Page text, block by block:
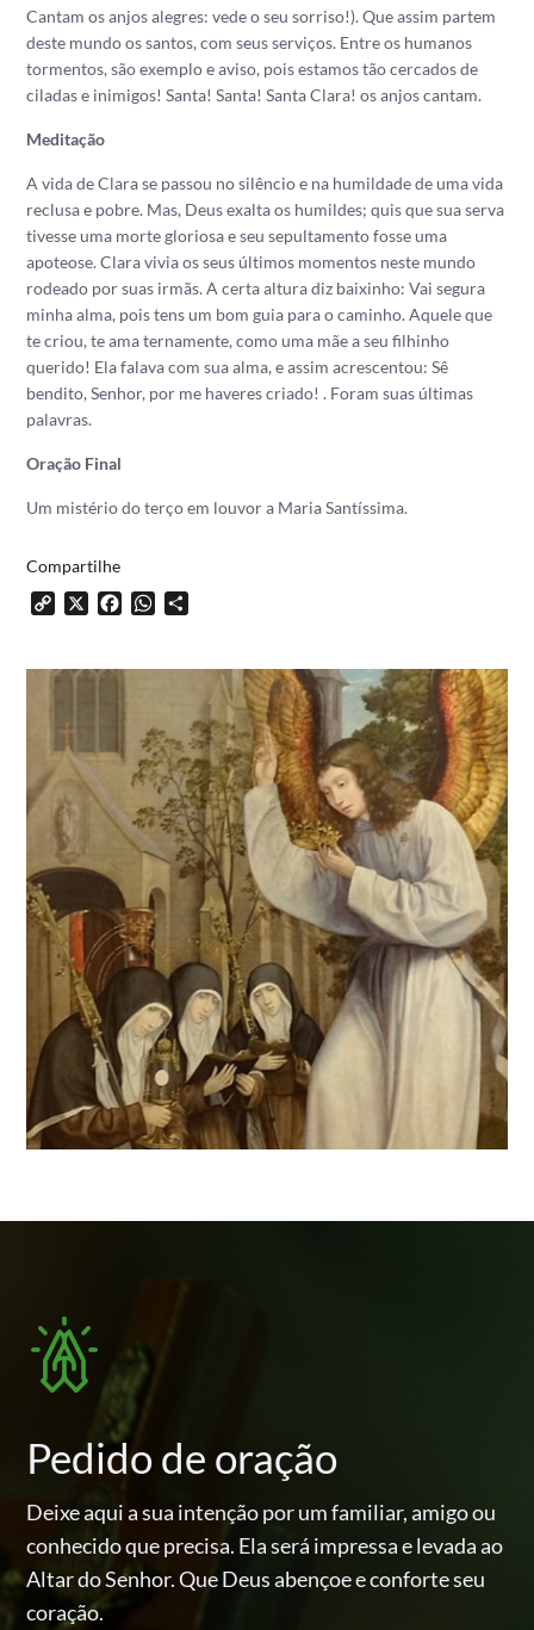
Cantam os anjos alegres: vede o seu sorriso!). Que assim partem
deste mundo os santos, com seus serviços. Entre os humanos
tormentos, são exemplo e aviso, pois estamos tão cercados de
ciladas e inimigos! Santa! Santa! Santa Clara! os anjos cantam.
Meditação
A vida de Clara se passou no silêncio e na humildade de uma vida
reclusa e pobre. Mas, Deus exalta os humildes; quis que sua serva
tivesse uma morte gloriosa e seu sepultamento fosse uma
apoteose. Clara vivia os seus últimos momentos neste mundo
rodeado por suas irmãs. A certa altura diz baixinho: Vai segura
minha alma, pois tens um bom guia para o caminho. Aquele que
te criou, te ama ternamente, como uma mãe a seu filhinho
querido! Ela falava com sua alma, e assim acrescentou: Sê
bendito, Senhor, por me haveres criado! . Foram suas últimas
palavras.
Oração Final
Um mistério do terço em louvor a Maria Santíssima.
Compartilhe
Copy X FacebookWhatsApp
Pedido de oração
Deixe aqui a sua intenção por um familiar, amigo ou
conhecidoque precisa. Ela será impressa e levada ao
Altar do Senhor.Que Deus abençoe e conforte seu
coração.